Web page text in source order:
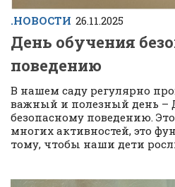
.НОВОСТИ 26.11.2025
День обучения
поведению
В нашем саду регулярно
важный и полезный день –
безопасному поведению.
многих активностей, это
тому, чтобы наши дети